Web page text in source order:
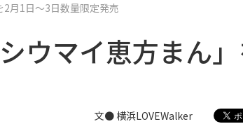
月1日～3日数量限定発売
ウマイ恵方まん
文● 横浜LOVEWalker